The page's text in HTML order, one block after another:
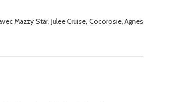
Mazzy Star, Julee Cruise, Cocorosie, Agnes